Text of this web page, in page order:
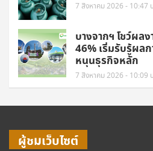
7 สิงหาคม 2026 - 10:47
บางจากฯ โชว์ผล
46% เริ่มรับรู้ผลก
หนุนธุรกิจหลัก
7 สิงหาคม 2026 - 10:09
ผู้ชมเว็บไซต์